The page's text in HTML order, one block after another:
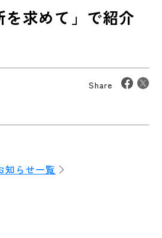
を求めて」で紹介
Share
知らせ一覧